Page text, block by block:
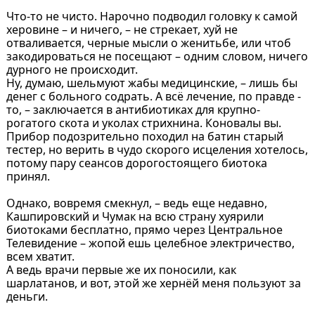
Что-то не чисто. Нарочно подводил головку к самой
херовине – и ничего, – не стрекает, хуй не
отваливается, черные мысли о женитьбе, или чтоб
закодироваться не посещают – одним словом, ничего
дурного не происходит.
Ну, думаю, шельмуют жабы медицинские, – лишь бы
денег с больного содрать. А всё лечение, по правде -
то, – заключается в антибиотиках для крупно-
рогатого скота и уколах стрихнина. Коновалы вы.
Прибор подозрительно походил на батин старый
тестер, но верить в чудо скорого исцеления хотелось,
потому пару сеансов дорогостоящего биотока
принял.
Однако, вовремя смекнул, – ведь еще недавно,
Кашпировский и Чумак на всю страну хуярили
биотоками бесплатно, прямо через Центральное
Телевидение – жопой ешь целебное электричество,
всем хватит.
А ведь врачи первые же их поносили, как
шарлатанов, и вот, этой же хернёй меня пользуют за
деньги.